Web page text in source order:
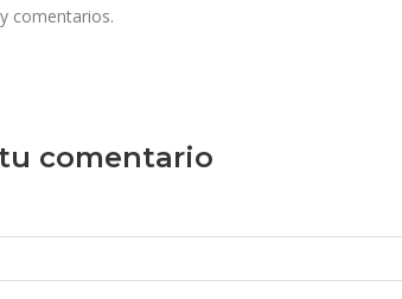
comentarios.
comentario